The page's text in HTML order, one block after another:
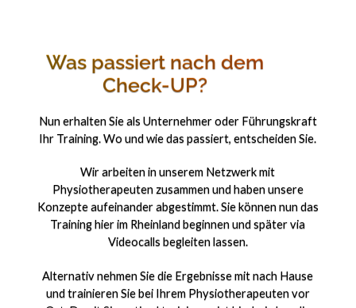
Was passiert nach dem
Check-UP?
Nun erhalten Sie als Unternehmer oder Führungskraft
Ihr Training. Wo und wie das passiert, entscheiden Sie.
Wir arbeiten in unserem Netzwerk mit
Physiotherapeuten zusammen und haben unsere
Konzepte aufeinander abgestimmt. Sie können nun das
Training hier im Rheinland beginnen und später via
Videocalls begleiten lassen.
Alternativ nehmen Sie die Ergebnisse mit nach Hause
und trainieren Sie bei Ihrem Physiotherapeuten vor